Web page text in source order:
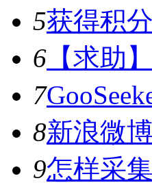
5获得积
6 【求助
7
8新浪微
9怎样采